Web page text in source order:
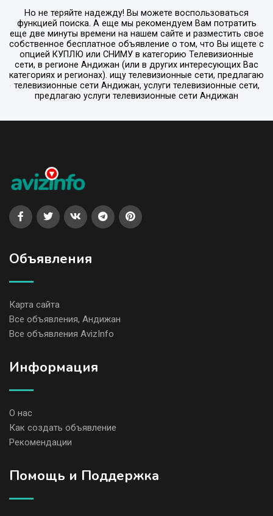
Но не теряйте надежду! Вы можете воспользоваться
функцией поиска. А еще мы рекомендуем Вам потратить
еще две минуты времени на нашем сайте и разместить свое
собственное бесплатное объявление о том, что Вы ищете с
опцией КУПЛЮ или СНИМУ в категорию Телевизионные
сети, в регионе Андижан (или в других интересующих Вас
категориях и регионах). ищу телевизионные сети, предлагаю
телевизионные сети Андижан, услуги телевизионные сети,
предлагаю услуги телевизионные сети Андижан
Объявления
Карта сайта
Все объявления, Андижан
Все объявления AvizInfo
Информация
О нас
Как создать объявление
Рекомендации
Помощь и Поддержка